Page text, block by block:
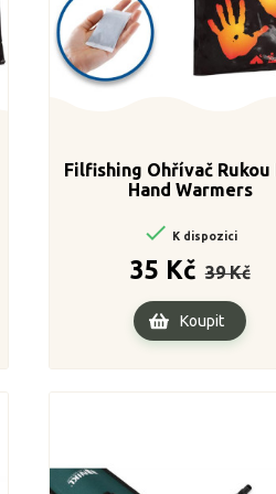
Filfishing Ohřívač Rukou
Hand Warmers
 K dispozici
35 Kč cena
39 Kč
Koupit